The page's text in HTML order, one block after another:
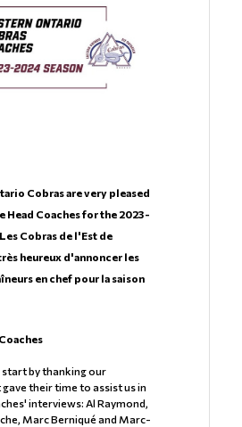
Cobras are very pleased
Head Coaches for the 2023-
Cobras de l'Est de
heureux d'annoncer les
en chef pour la saison
by thanking our
their time to assist us in
interviews: Al Raymond,
Marc Berniqué and Marc-